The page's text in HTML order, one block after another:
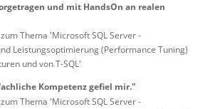
und mit HandsOn an realen
Thema 'Microsoft SQL Server -
Leistungsoptimierung (Performance Tuning)
und von T-SQL'
Kompetenz gefiel mir."
Thema 'Microsoft SQL Server -